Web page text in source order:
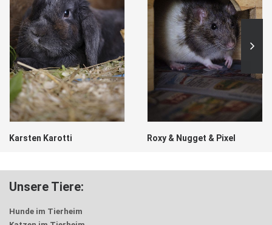
Karsten Karotti Roxy & Nugget & Pixel
Unsere Tiere:
Hunde im Tierheim